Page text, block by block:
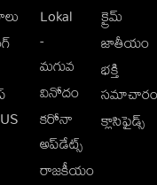
Lokal
-
మగువ
వినోదం
కరోనా
అప్‌డేట్స్
రాజకీయం
క్రైమ్
జాతీయం
భక్తి
సమాచారం
క్లాసిఫైడ్స్